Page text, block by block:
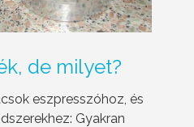
de milyet?
eszpresszóhoz, és
Gyakran